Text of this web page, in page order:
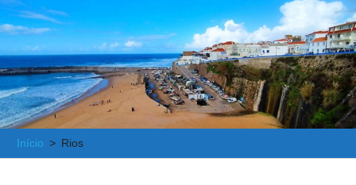
de
Cultura
Europeia
e
Atlântica
Início Rios